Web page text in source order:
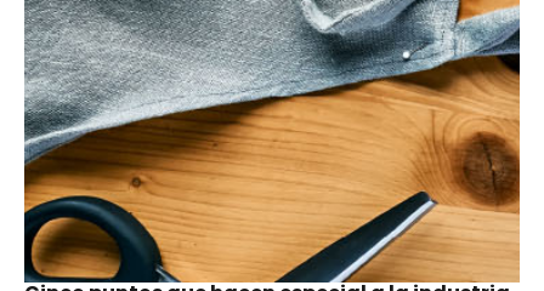
NOTICIAS DE INVERSIÓN
COLOMBIA